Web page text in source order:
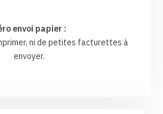
envoi papier :
ni de petites facturettes à
envoyer.